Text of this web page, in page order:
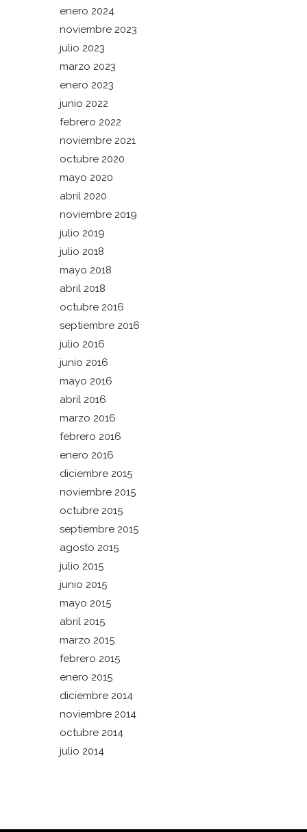
enero 2024
noviembre 2023
julio 2023
marzo 2023
enero 2023
junio 2022
febrero 2022
noviembre 2021
octubre 2020
mayo 2020
abril 2020
noviembre 2019
julio 2019
julio 2018
mayo 2018
abril 2018
octubre 2016
septiembre 2016
julio 2016
junio 2016
mayo 2016
abril 2016
marzo 2016
febrero 2016
enero 2016
diciembre 2015
noviembre 2015
octubre 2015
septiembre 2015
agosto 2015
julio 2015
junio 2015
mayo 2015
abril 2015
marzo 2015
febrero 2015
enero 2015
diciembre 2014
noviembre 2014
octubre 2014
julio 2014